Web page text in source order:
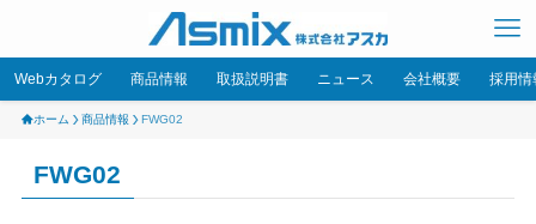
Webカタログ 商品情報 取扱説明書 ニュース 会社概要 採用情
ホーム 商品情報 FWG02
FWG02